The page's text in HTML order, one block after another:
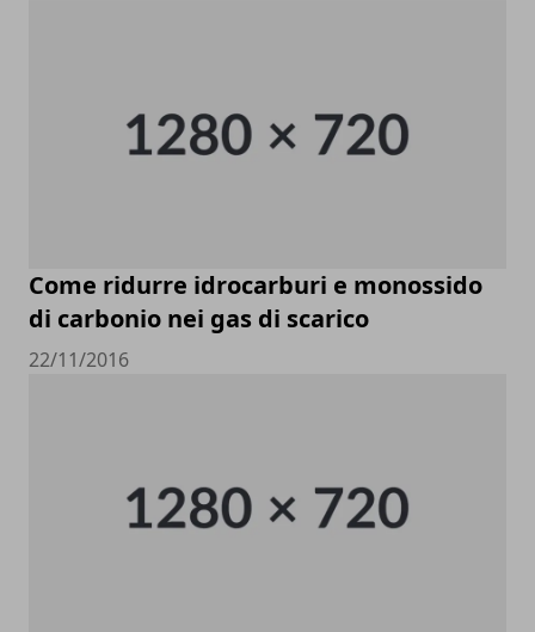
Come ridurre idrocarburi e monossido
di carbonio nei gas di scarico
22/11/2016